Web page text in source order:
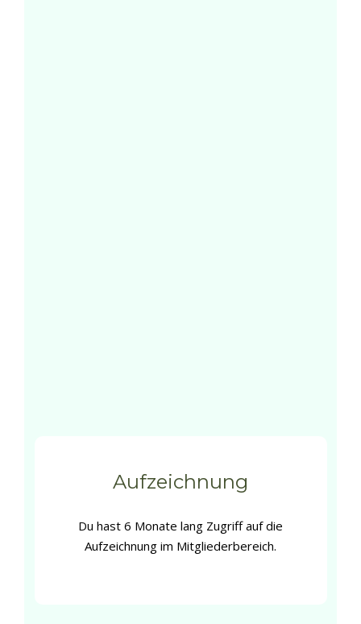
Aufzeichnung
Du hast 6 Monate lang Zugriff auf die
Aufzeichnung im Mitgliederbereich.